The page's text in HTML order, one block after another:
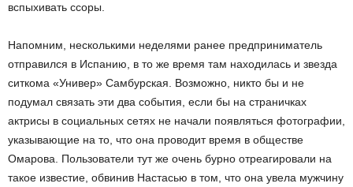
вспыхивать ссоры.
Напомним, несколькими неделями ранее предприниматель
отправился в Испанию, в то же время там находилась и звезда
ситкома «Универ» Самбурская. Возможно, никто бы и не
подумал связать эти два события, если бы на страничках
актрисы в социальных сетях не начали появляться фотографии,
указывающие на то, что она проводит время в обществе
Омарова. Пользователи тут же очень бурно отреагировали на
такое известие, обвинив Настасью в том, что она увела мужчину